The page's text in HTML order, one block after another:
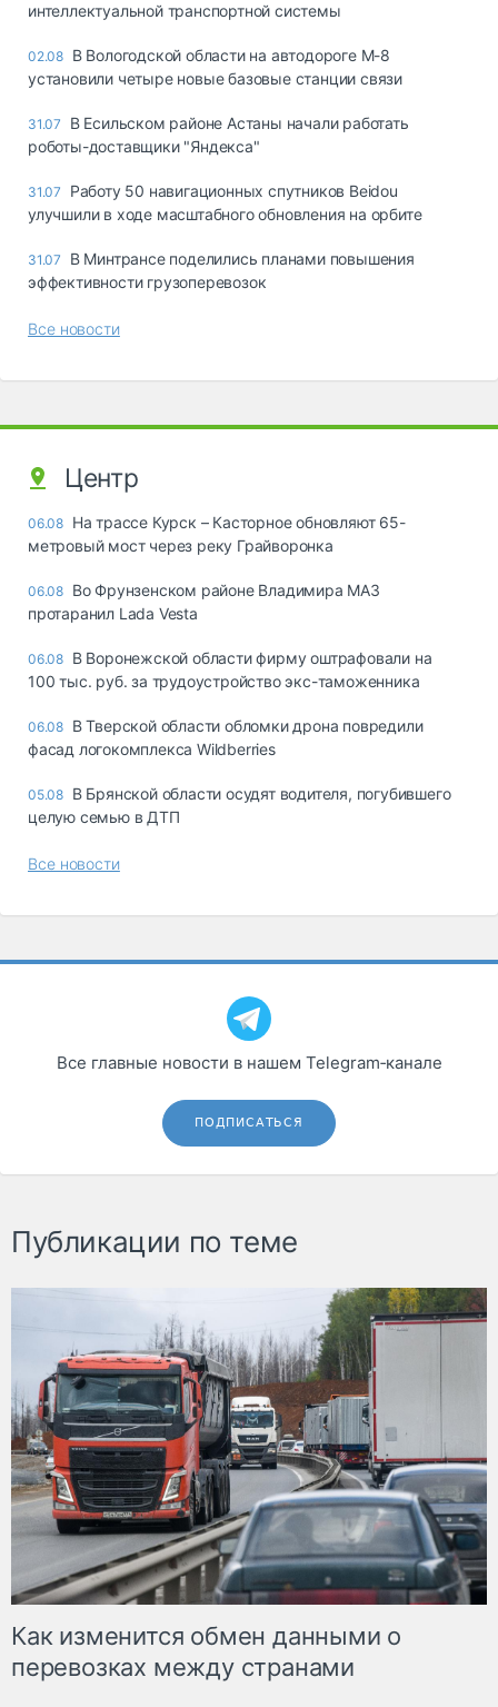
интеллектуальной транспортной системы
02.08 В Вологодской области на автодороге М-8
установили четыре новые базовые станции связи
31.07
В Есильском районе Астаны начали работать
роботы-доставщики "Яндекса"
31.07
Работу 50 навигационных спутников Beidou
улучшили в ходе масштабного обновления на орбите
31.07
В Минтрансе поделились планами повышения
эффективности грузоперевозок
Все новости
Центр
06.08 На трассе Курск – Касторное обновляют 65-
метровый мост через реку Грайворонка
06.08 Во Фрунзенском районе Владимира МАЗ
протаранил Lada Vesta
06.08 В Воронежской области фирму оштрафовали на
100 тыс. руб. за трудоустройство экс-таможенника
06.08 В Тверской области обломки дрона повредили
фасад логокомплекса Wildberries
05.08 В Брянской области осудят водителя, погубившего
целую семью в ДТП
Все новости
Все главные новости в нашем Telegram‑канале
ПОДПИСАТЬСЯ
Публикации по теме
Как изменится обмен данными о
перевозках между странами